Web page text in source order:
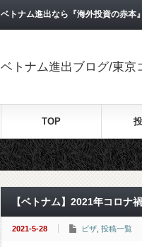
ベトナム進出なら『海外投資の赤本
ベトナム進出ブログ/東京
TOP
【ベトナム】2021年コロナ
2021-5-28 ビザ 投稿一覧